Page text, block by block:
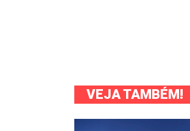
VEJA TAMBÉM!